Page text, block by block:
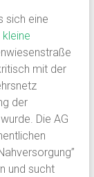
sich eine
kleine
mit der
der
Die AG
und sucht